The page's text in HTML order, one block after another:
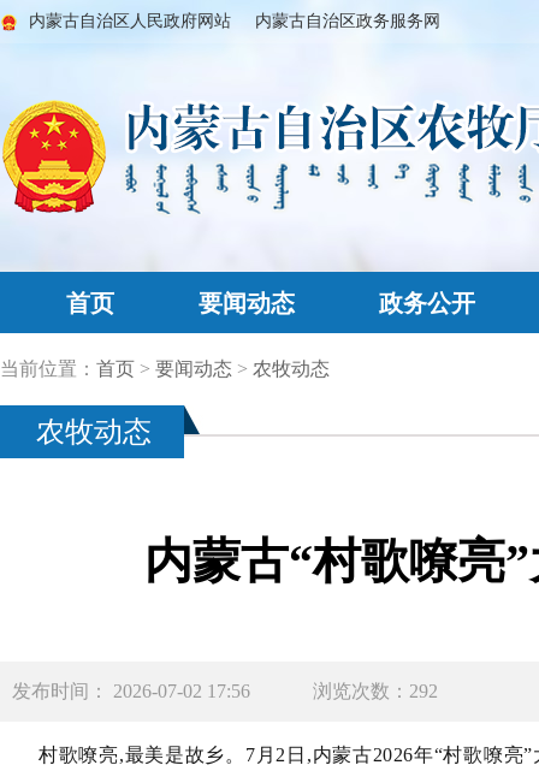
内蒙古自治区人民政府网站 内蒙古自治区政务服务网
首页 要闻动态 政务公开
当前位置： 首页 > 要闻动态 > 农牧动态
农牧动态
内蒙古“村歌嘹亮
发布时间： 2026-07-02 17:56 浏览次数：292
村歌嘹亮,最美是故乡。 7月2日 ,内蒙古2026年“村歌嘹亮